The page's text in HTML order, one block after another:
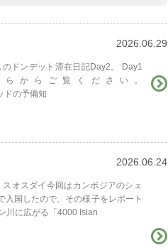
2026.06.29
ドンデット滞在日記Day2。 Day1
からご覧ください。
ドの予備知
2026.06.24
オスダイ 今回はカンボジアのシェ
入国したので、その様子をレポート
川に広がる「4000 Islan